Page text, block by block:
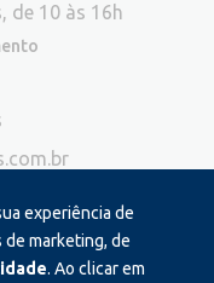
experiência de
marketing, de
. Ao clicar em
de 10 às 16h
ligações neste